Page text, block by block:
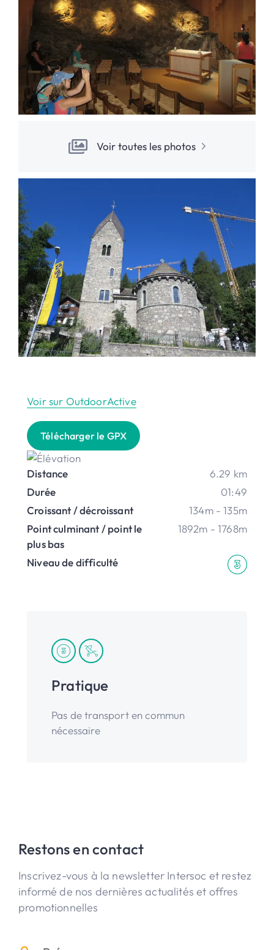
Voir toutes les photos
Voir sur OutdoorActive
Télécharger le GPX
Distance
6.29 km
Durée
01:49
Croissant / décroissant
134m - 135m
Point culminant / point le
plus bas
1892m - 1768m
Niveau de difficulté
Pratique
Pas de transport en commun
nécessaire
Restons en contact
Inscrivez-vous à la newsletter Intersoc et restez
informé de nos dernières actualités et offres
promotionnelles